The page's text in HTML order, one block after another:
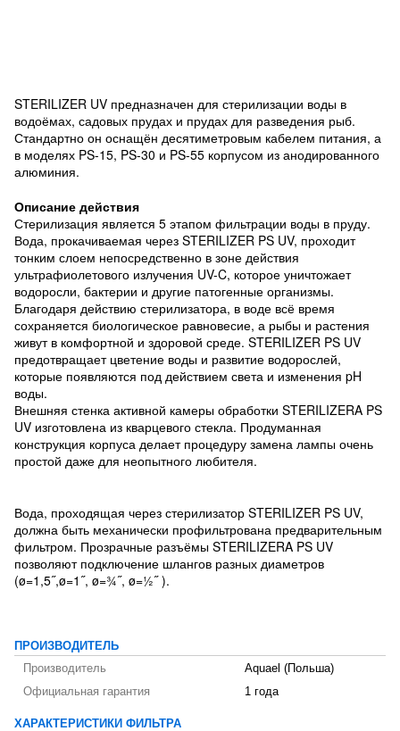
STERILIZER UV предназначен для стерилизации воды в
водоёмах, садовых прудах и прудах для разведения рыб.
Стандартно он оснащён десятиметровым кабелем питания, а
в моделях PS-15, PS-30 и PS-55 корпусом из анодированного
алюминия.
Описание действия
Стерилизация является 5 этапом фильтрации воды в пруду.
Вода, прокачиваемая через STERILIZER PS UV, проходит
тонким слоем непосредственно в зоне действия
ультрафиолетового излучения UV-C, которое уничтожает
водоросли, бактерии и другие патогенные организмы.
Благодаря действию стерилизатора, в воде всё время
сохраняется биологическое равновесие, а рыбы и растения
живут в комфортной и здоровой среде. STERILIZER PS UV
предотвращает цветение воды и развитие водорослей,
которые появляются под действием света и изменения pH
воды.
Внешняя стенка активной камеры обработки STERILIZERA PS
UV изготовлена из кварцевого стекла. Продуманная
конструкция корпуса делает процедуру замена лампы очень
простой даже для неопытного любителя.
Вода, проходящая через стерилизатор STERILIZER PS UV,
должна быть механически профильтрована предварительным
фильтром. Прозрачные разъёмы STERILIZERA PS UV
позволяют подключение шлангов разных диаметров
(ø=1,5˝,ø=1˝, ø=¾˝, ø=½˝ ).
ПРОИЗВОДИТЕЛЬ
Производитель
Aquael (Польша)
Официальная гарантия
1 года
ХАРАКТЕРИСТИКИ ФИЛЬТРА